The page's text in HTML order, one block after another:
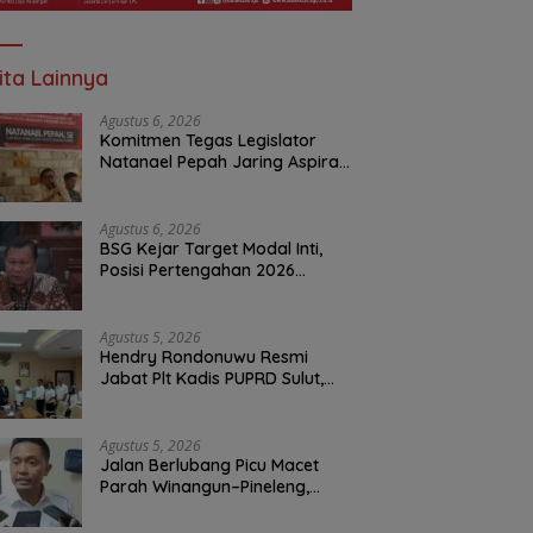
Lainnya
Agustus 6, 2026
Komitmen Tegas Legislator
Natanael Pepah Jaring Aspirasi
Infrastruktur
Agustus 6, 2026
BSG Kejar Target Modal Inti,
Posisi Pertengahan 2026
Agustus 5, 2026
Hendry Rondonuwu Resmi
Jabat Plt Kadis PUPRD Sulut,
Layanan Publik
Agustus 5, 2026
Jalan Berlubang Picu Macet
Parah Winangun–Pineleng,